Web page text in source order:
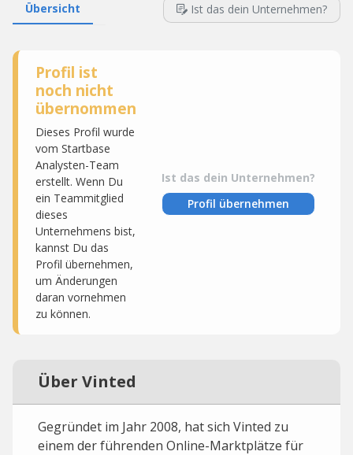
Übersicht Ist das dein Unternehmen?
Profil ist
noch nicht
übernommen
Dieses Profil wurde
vom Startbase
Analysten-Team
erstellt. Wenn Du
ein Teammitglied
dieses
Unternehmens bist,
kannst Du das
Profil übernehmen,
um Änderungen
daran vornehmen
zu können.
Ist das dein Unternehmen?
Profil übernehmen
Über Vinted
Gegründet im Jahr 2008, hat sich Vinted zu
einem der führenden Online-Marktplätze für